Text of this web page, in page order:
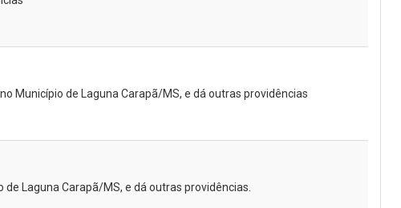
Município de Laguna Carapã/MS, e dá outras providências
Laguna Carapã/MS, e dá outras providências.